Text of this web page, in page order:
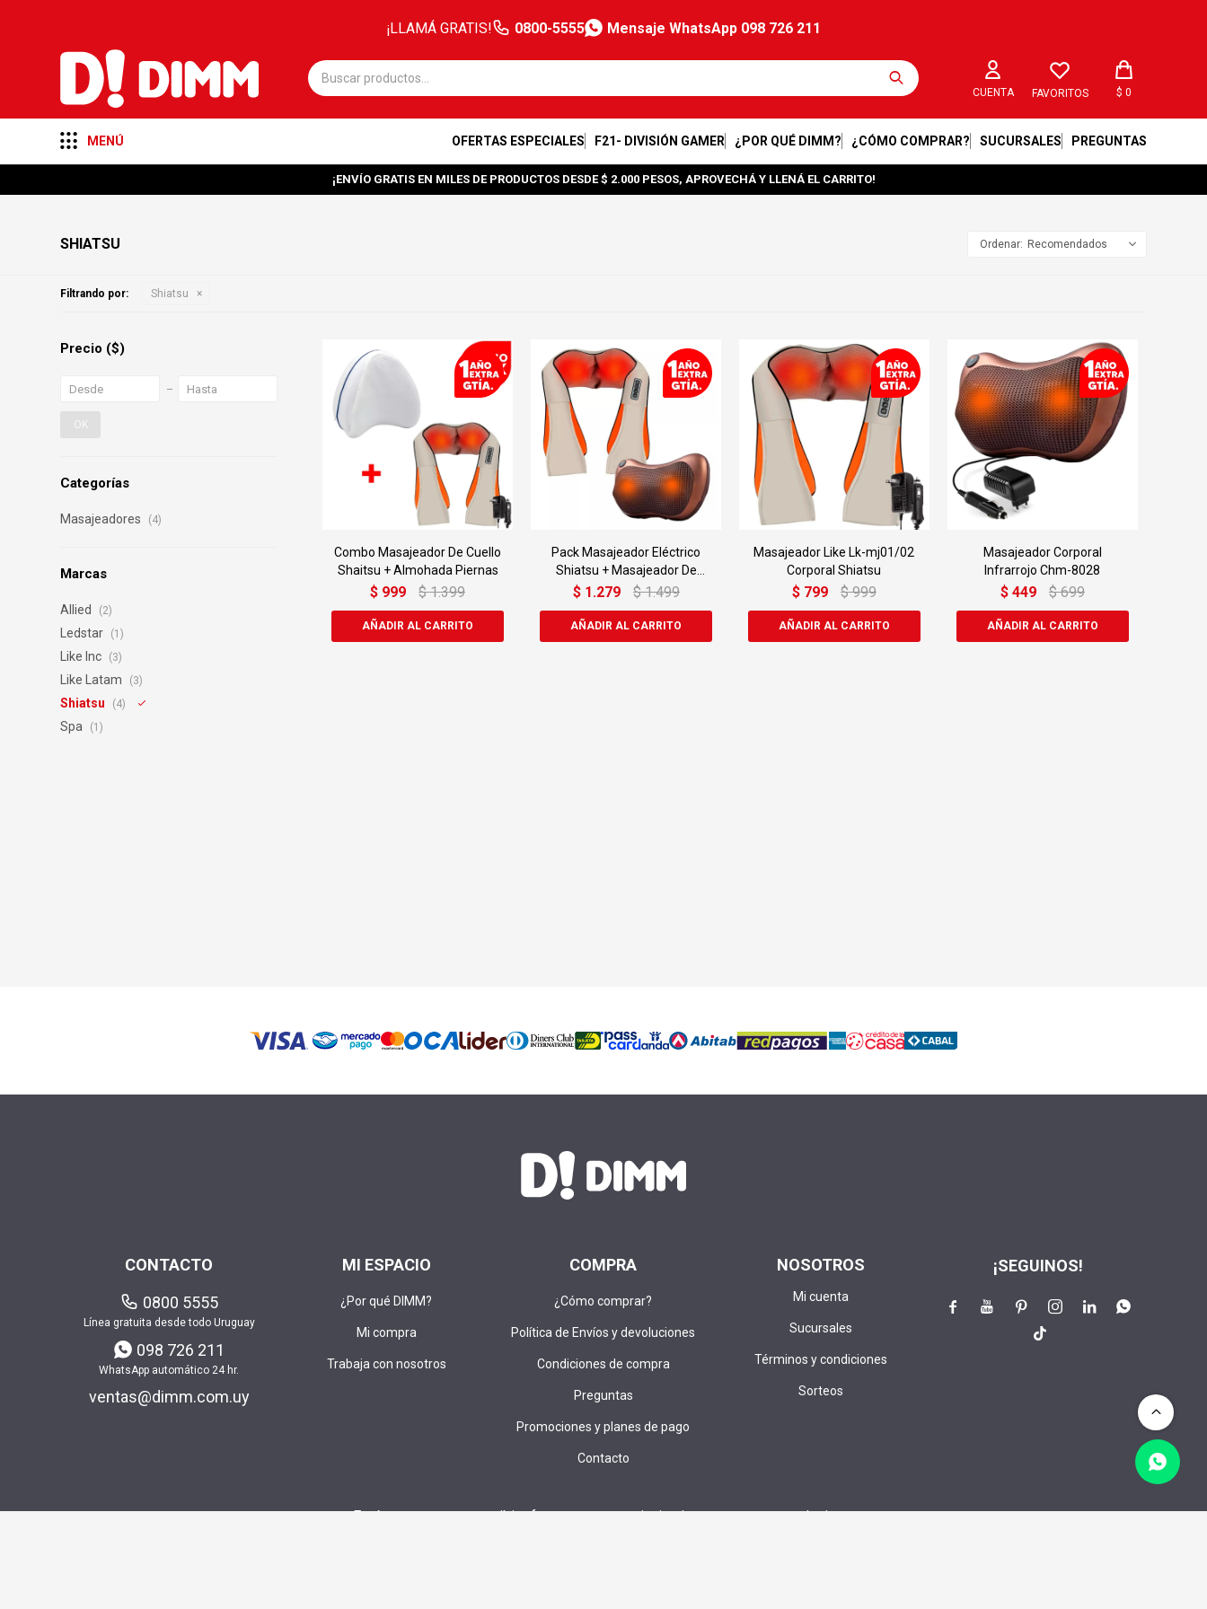
¡LLAMÁ GRATIS! 0800-5555 Mensaje WhatsApp 098 726 211
MENÚ OFERTAS ESPECIALES F21- DIVISIÓN GAMER ¿POR QUÉ DIMM? ¿CÓMO COMPRAR? SUCURSALES PREGUNTAS
FAVORITOS $ 0
¡ENVÍO GRATIS EN MILES DE PRODUCTOS DESDE $ 2.000 PESOS, APROVECHÁ Y LLENÁ EL CARRITO!
SHIATSU Recomendados
Filtrando por: Shiatsu
Categorías
Masajeadores (4)
Marcas
Allied (2)
Ledstar (1)
Like Inc (3)
Like Latam (3)
Shiatsu (4)
Spa (1)
Precio ($)
OK
Combo Masajeador De Cuello
Shaitsu + Almohada Piernas
$ 999 $ 1.399
Pack Masajeador Eléctrico
Shiatsu + Masajeador De
Almohada
$ 1.279 $ 1.499
Masajeador Like Lk-mj01/02
Corporal Shiatsu
$ 799 $ 999
Masajeador Corporal
Infrarrojo Chm-8028
$ 449 $ 699
MI ESPACIO
¿Por qué DIMM?
Mi compra
Trabaja con nosotros
COMPRA
¿Cómo comprar?
Política de Envíos y devoluciones
Condiciones de compra
Preguntas
Promociones y planes de pago
Contacto
NOSOTROS
Mi cuenta
Sucursales
Términos y condiciones
Sorteos
CONTACTO
0800 5555
Línea gratuita desde todo Uruguay
098 726 211
WhatsApp automático 24 hr.
ventas@dimm.com.uy
Envía tu correo para recibir ofertas,cupones e invitaciones a sorteos exclusivos:
¡SEGUINOS!
    

